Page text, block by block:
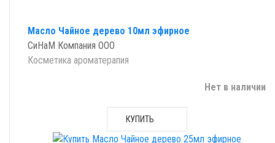
Масло Чайное дерево 10мл эфирное
СиНаМ Компания ООО
Косметика ароматерапия
Нет в наличии
КУПИТЬ